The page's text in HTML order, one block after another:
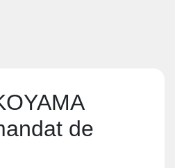
de